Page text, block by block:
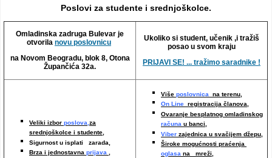
Poslovi za studente i srednjoškolce.
Omladinska zadruga Bulevar je
otvorila novu poslovnicu
na Novom Beogradu, blok 8, Otona
Župančića 32a.
Ukoliko si student, učenik ,i tražiš
posao u svom kraju
PRIJAVI SE! ... tražimo saradnike !
Veliki izbor poslova,za
srednjoškolce i studente,
Sigurnost u isplati zarada,
Brza i jednostavna prijava ,
Više poslovnica na terenu,
On Line registracija članova,
Ovaranje besplatnog omladinskog
računa u banci,
Viber zajednica u svačijem džepu,
Široke mogućnosti praćenja
oglasa na mreži,